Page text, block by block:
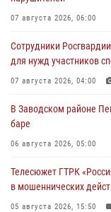
07 августа 2026, 06:00
Сотрудники
для нужд участников
07 августа 2026, 04:00
В Заводском районе
баре
06 августа 2026, 05:00
Телесюжет ГТРК
в мошеннических
05 августа 2026, 15:50